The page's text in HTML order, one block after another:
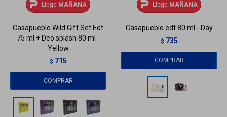
Llega MAÑANA
Casapueblo Wild Gift Set Edt
75 ml + Deo splash 80 ml -
Yellow
$ 715
Llega MAÑANA
Casapueblo edt 80 ml - Day
$ 735